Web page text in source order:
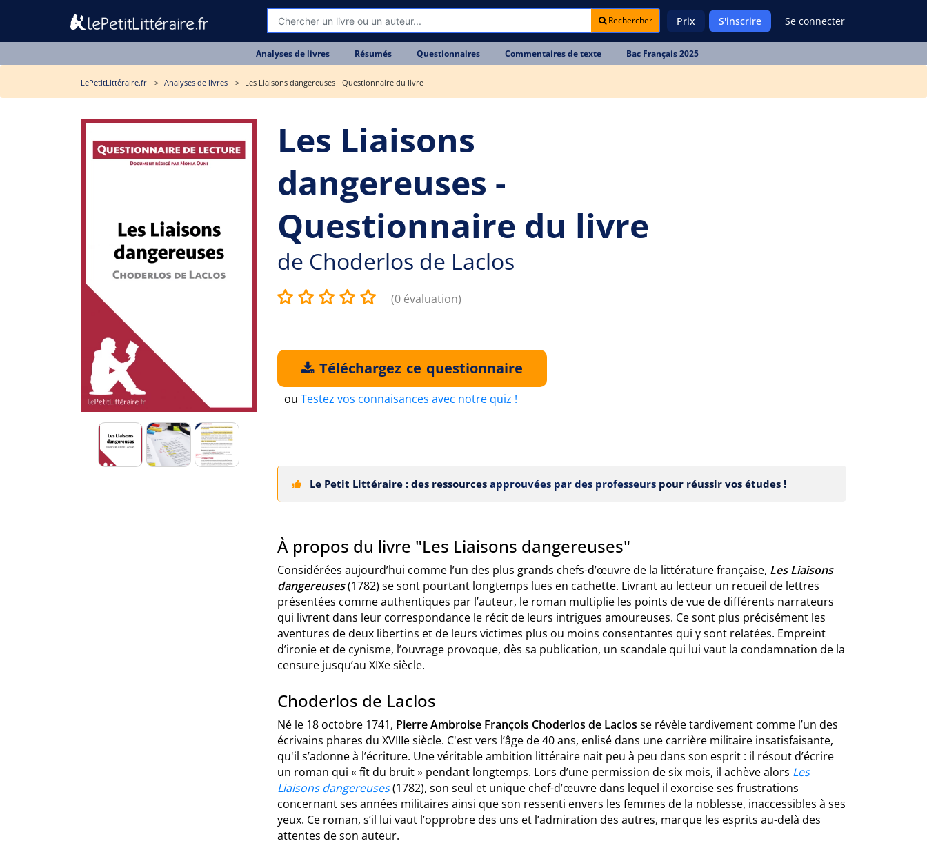
Rechercher Prix S'inscrire Se connecter
Analyses de livres Résumés Questionnaires Commentaires de texte Bac Français 2025
LePetitLittéraire.fr Analyses de livres Les Liaisons dangereuses - Questionnaire du livre
Les Liaisons
dangereuses -
Questionnaire du livre
de Choderlos de Laclos
(0 évaluation)
Téléchargez ce questionnaire
ou Testez vos connaisances avec notre quiz !
Le Petit Littéraire : des ressources approuvées par des professeurs pour réussir vos études !
À propos du livre "Les Liaisons dangereuses"
Considérées aujourd’hui comme l’un des plus grands chefs-d’œuvre de la littérature française, Les Liaisons
dangereuses(1782) se sont pourtant longtemps lues en cachette. Livrant au lecteur un recueil de lettres
présentées comme authentiques par l’auteur, le roman multiplie les points de vue de différents narrateurs
qui livrent dans leur correspondance le récit de leurs intrigues amoureuses. Ce sont plus précisément les
aventures de deux libertins et de leurs victimes plus ou moins consentantes qui y sont relatées. Empreint
d’ironie et de cynisme, l’ouvrage provoque, dès sa publication, un scandale qui lui vaut la condamnation de la
censure jusqu’au XIXe siècle.
Choderlos de Laclos
Né le 18 octobre 1741, Pierre Ambroise François Choderlos de Laclos se révèle tardivement comme l’un des
écrivains phares du XVIIIe siècle. C'est vers l’âge de 40 ans, enlisé dans une carrière militaire insatisfaisante,
qu'il s’adonne à l’écriture. Une véritable ambition littéraire nait peu à peu dans son esprit : il résout d’écrire
un roman qui « fît du bruit » pendant longtemps. Lors d’une permission de six mois, il achève alors Les
Liaisons dangereuses(1782), son seul et unique chef-d’œuvre dans lequel il exorcise ses frustrations
concernant ses années militaires ainsi que son ressenti envers les femmes de la noblesse, inaccessibles à ses
yeux. Ce roman, s’il lui vaut l’opprobre des uns et l’admiration des autres, marque les esprits au-delà des
attentes de son auteur.